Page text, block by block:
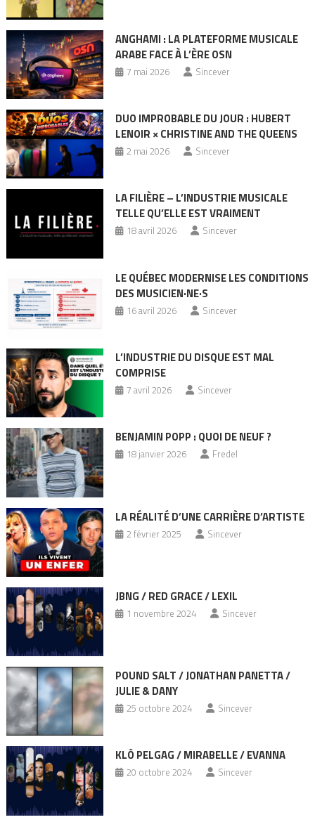
ANGHAMI : LA PLATEFORME MUSICALE
ARABE FACE À L’ÈRE OSN
7 mai 2026 Sincever
DUO IMPROBABLE DU JOUR : HUBERT
LENOIR × CHRISTINE AND THE QUEENS
2 mai 2026 Sincever
LA FILIÈRE – L’INDUSTRIE MUSICALE
TELLE QU’ELLE EST VRAIMENT
18 avril 2026 Sincever
LE QUÉBEC MODERNISE LES CONDITIONS
DES MUSICIEN·NE·S
16 avril 2026 Sincever
L’INDUSTRIE DU DISQUE EST MAL
COMPRISE
7 avril 2026 Sincever
BENJAMIN POPP : QUOI DE NEUF ?
18 janvier 2026 Fredel
LA RÉALITÉ D’UNE CARRIÈRE D’ARTISTE
2 février 2025 Sincever
JBNG / RED GRACE / LEXIL
1 novembre 2024 Sincever
POUND SALT / JONATHAN PANETTA /
JULIE & DANY
25 octobre 2024 Sincever
KLÔ PELGAG / MIRABELLE / EVANNA
20 octobre 2024 Sincever